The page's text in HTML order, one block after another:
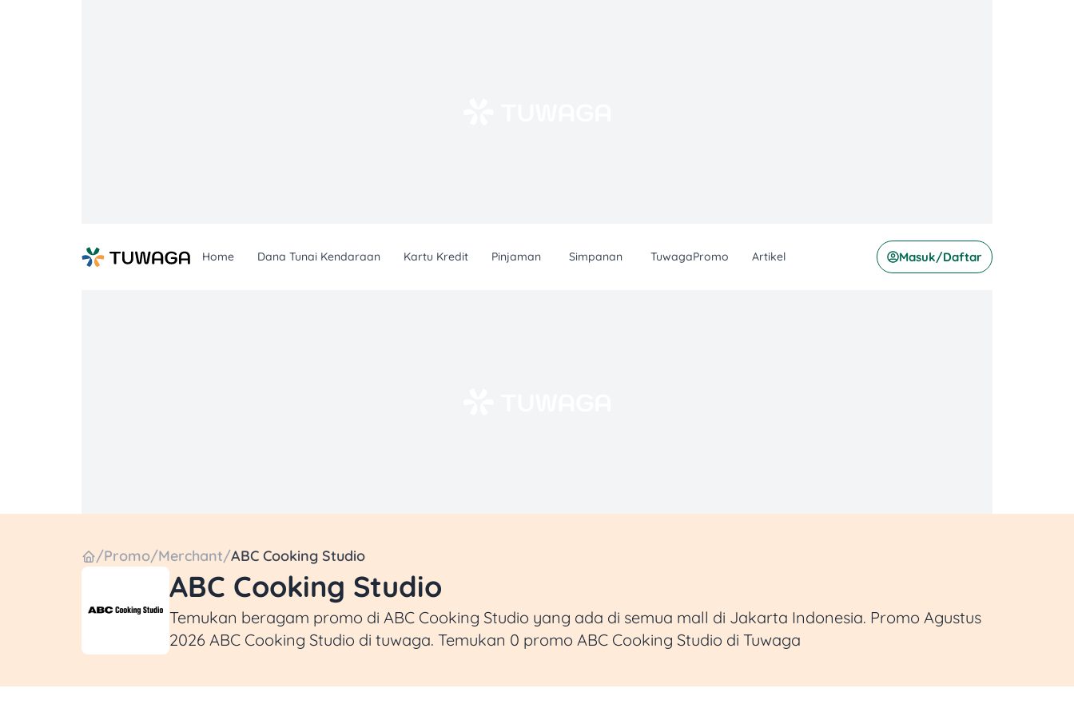
Home Dana Tunai Kendaraan Kartu Kredit Pinjaman Simpanan TuwagaPromo Artikel Masuk/Daftar
/Promo/Merchant/ABC Cooking Studio
ABC Cooking Studio
Temukan beragam promo di ABC Cooking Studio yang ada di semua mall di Jakarta Indonesia. Promo Agustus
2026 ABC Cooking Studio di tuwaga. Temukan 0 promo ABC Cooking Studio di Tuwaga